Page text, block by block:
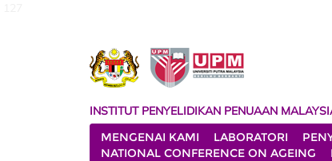
INSTITUT PENYELIDIKAN PENUAAN
MENGENAI KAMI
LABORATORI
NATIONAL CONFERENCE ON AGEING